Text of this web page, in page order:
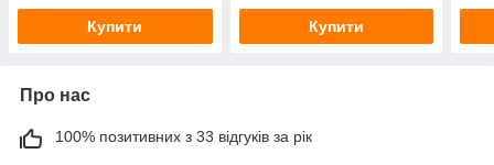
Купити Купити
Про нас
100% позитивних з 33 відгуків за рік